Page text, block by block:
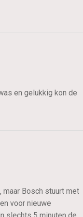
en gelukkig kon de
maar Bosch stuurt met
voor nieuwe
slechts 5 minuten de